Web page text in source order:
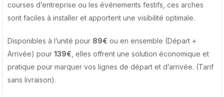
courses d’entreprise ou les événements festifs, ces arches
sont faciles à installer et apportent une visibilité optimale.
Disponibles à l’unité pour 89€ ou en ensemble (Départ +
Arrivée) pour 139€ , elles offrent une solution économique et
pratique pour marquer vos lignes de départ et d’arrivée. (Tarif
sans livraison).